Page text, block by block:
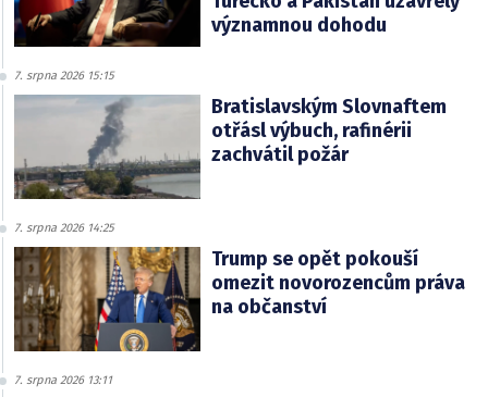
významnou dohodu
7. srpna 2026 15:15
Bratislavským Slovnaftem
otřásl výbuch, rafinérii
zachvátil požár
7. srpna 2026 14:25
Trump se opět pokouší
omezit novorozencům práva
na občanství
7. srpna 2026 13:11